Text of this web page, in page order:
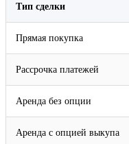
Тип сделки
Прямая покупка
Рассрочка платежей
Аренда без опции
Аренда с опцией выкупа